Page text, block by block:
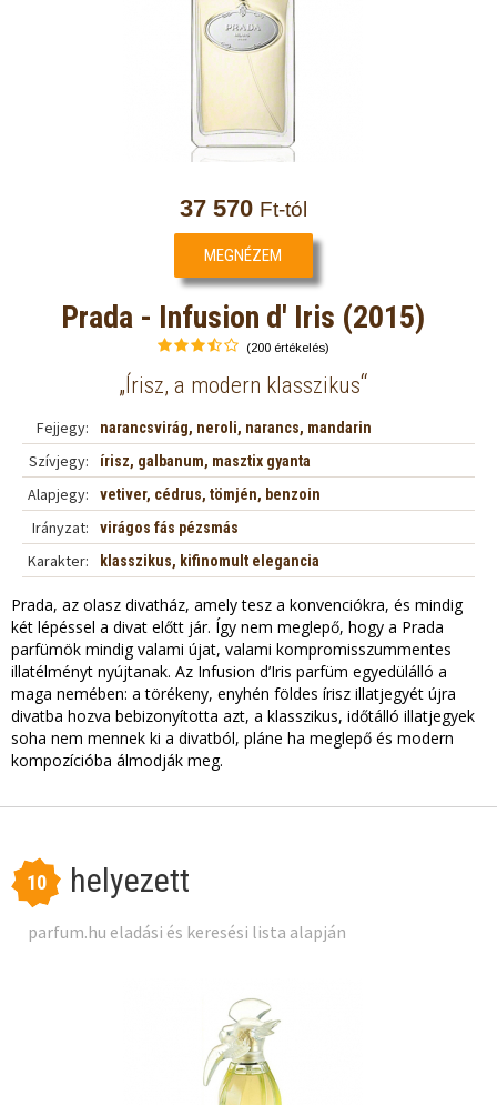
37 570 Ft-tól
MEGNÉZEM
Prada - Infusion d' Iris (2015)
(200 értékelés)
„ Írisz, a modern klasszikus“
Fejjegy: narancsvirág, neroli, narancs, mandarin
Szívjegy: írisz, galbanum, masztix gyanta
Alapjegy: vetiver, cédrus, tömjén, benzoin
Irányzat: virágos fás pézsmás
Karakter: klasszikus, kifinomult elegancia
Prada, az olasz divatház, amely tesz a konvenciókra, és mindig
két lépéssel a divat előtt jár. Így nem meglepő, hogy a Prada
parfümök mindig valami újat, valami kompromisszummentes
illatélményt nyújtanak. Az Infusion d’Iris parfüm egyedülálló a
maga nemében: a törékeny, enyhén földes írisz illatjegyét újra
divatba hozva bebizonyította azt, a klasszikus, időtálló illatjegyek
soha nem mennek ki a divatból, pláne ha meglepő és modern
kompozícióba álmodják meg.
10 helyezett
parfum.hu eladási és keresési lista alapján